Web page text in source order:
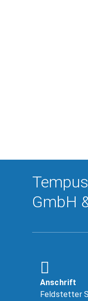
GmbH
Anschrift
Feldstetter